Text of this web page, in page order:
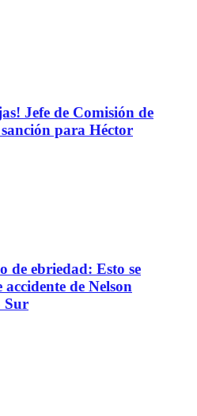
Jefe de Comisión de
para Héctor
de ebriedad: Esto se
accidente de Nelson
Sur